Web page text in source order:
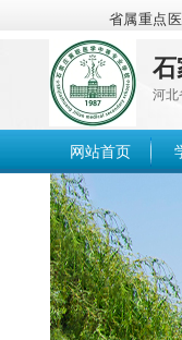
省属重点
石
河北
网站首页